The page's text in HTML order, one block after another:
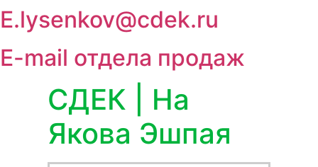
E.lysenkov@cdek.ru
E-mail отдела продаж
СДЕК | На
Якова Эшпая